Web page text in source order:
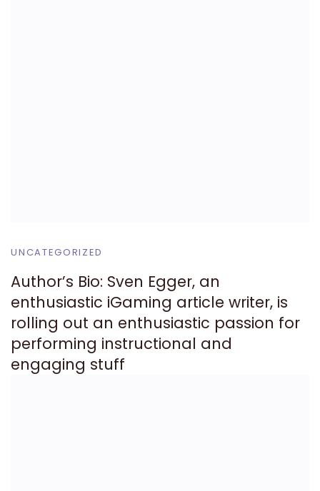
UNCATEGORIZED
Author’s Bio: Sven Egger, an
enthusiastic iGaming article writer, is
rolling out an enthusiastic passion for
performing instructional and
engaging stuff